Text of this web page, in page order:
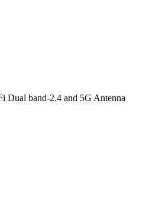
Dual band-2.4 and 5G Antenna